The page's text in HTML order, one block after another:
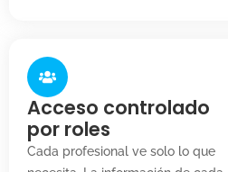
Acceso controlado
por roles
Cada profesional ve solo lo que